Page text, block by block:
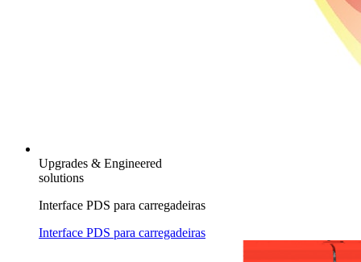
Upgrades & Engineered
solutions
Interface PDS para carregadeiras
Interface PDS para carregadeiras